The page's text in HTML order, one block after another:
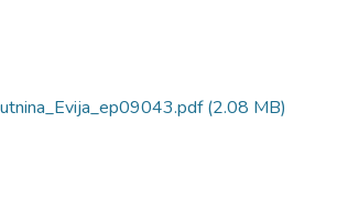
(2.08 MB)